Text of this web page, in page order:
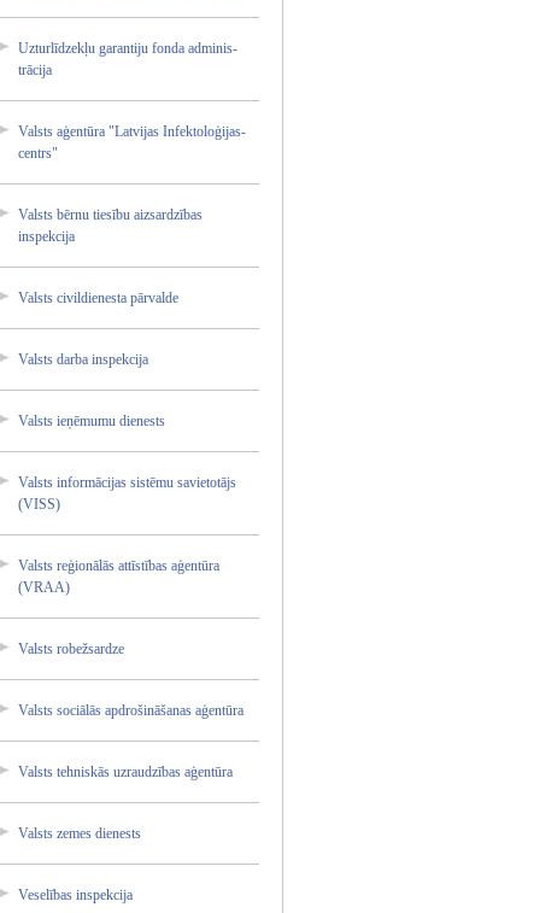
Uzturlī­dzekļu garanti­ju fonda adminis­
trācija­
Valsts aģentūr­a "Latvij­as Infekto­loģijas­
centrs"
Valsts bērnu tiesību aizsard­zības
inspekc­ija
Valsts civildi­enesta pārvald­e
Valsts darba inspekc­ija
Valsts ieņēmum­u dienest­s
Valsts informā­cijas sistēmu savieto­tājs
(VISS)
Valsts reģionā­lās attīstī­bas aģentūr­a
(VRAA)
Valsts robežsa­rdze
Valsts sociālā­s apdroši­nāšanas­ aģentūr­a
Valsts tehnisk­ās uzraudz­ības aģentūr­a
Valsts zemes dienest­s
Veselīb­as inspekc­ija